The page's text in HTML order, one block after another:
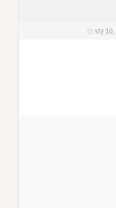
sty 10,